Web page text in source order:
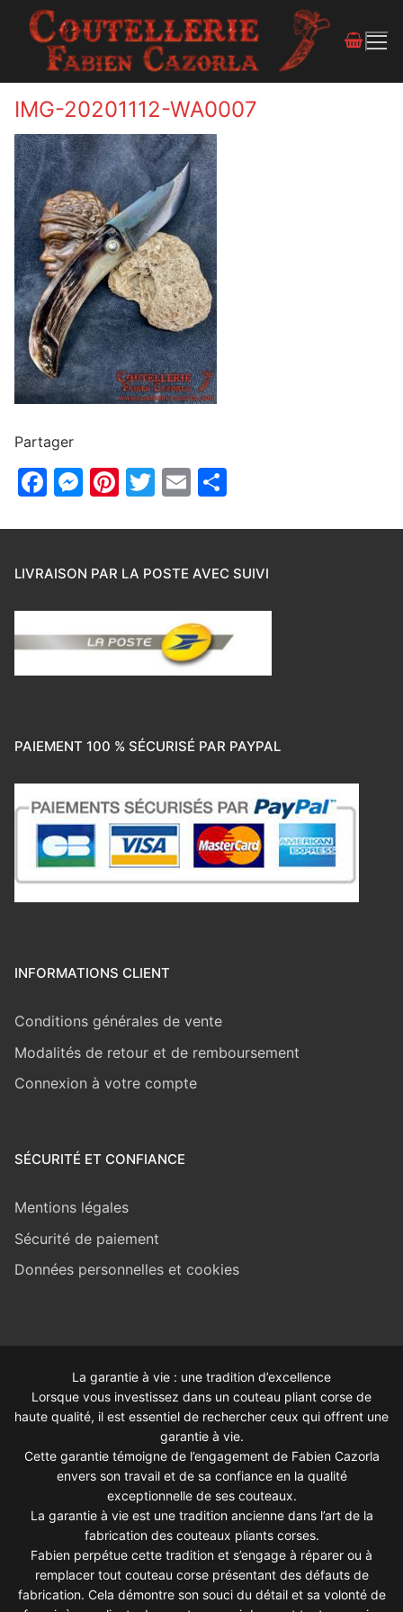
IMG-20201112-WA0007
Partager
Facebook
Messenger
Pinterest
Twitter
Email
LIVRAISON PAR LA POSTE AVEC SUIVI
PAIEMENT 100 % SÉCURISÉ PAR PAYPAL
INFORMATIONS CLIENT
Conditions générales de vente
Modalités de retour et de remboursement
Connexion à votre compte
SÉCURITÉ ET CONFIANCE
Mentions légales
Sécurité de paiement
Données personnelles et cookies
La garantie à vie : une tradition d’excellence
Lorsque vous investissez dans un couteau pliant corse de
haute qualité, il est essentiel de rechercher ceux qui offrent une
garantie à vie.
Cette garantie témoigne de l’engagement de Fabien Cazorla
envers son travail et de sa confiance en la qualité
exceptionnelle de ses couteaux.
La garantie à vie est une tradition ancienne dans l’art de la
fabrication des couteaux pliants corses.
Fabien perpétue cette tradition et s’engage à réparer ou à
remplacer tout couteau corse présentant des défauts de
fabrication. Cela démontre son souci du détail et sa volonté de